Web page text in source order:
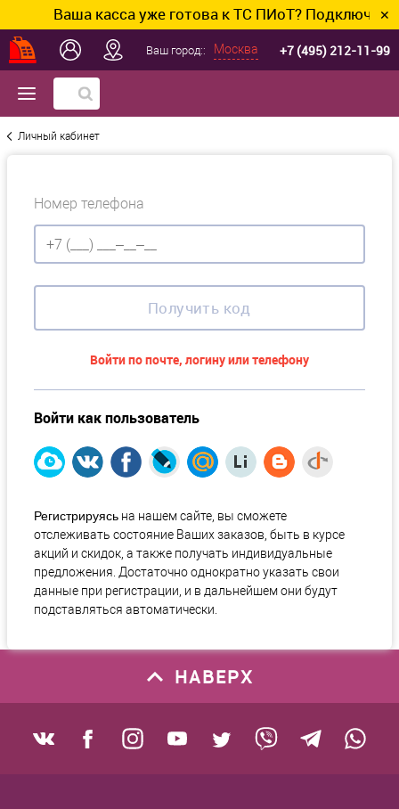
Ваша касса уже готова к ТС ПИоТ? Подключим и
✕
Ваш город:: Москва +7 (495) 212-11-99
Личный кабинет
Номер телефона
Получить код
Войти по почте, логину или телефону
Войти как пользователь
Регистрируясь на нашем сайте, вы сможете
отслеживать состояние Ваших заказов, быть в курсе
акций и скидок, а также получать индивидуальные
предложения. Достаточно однократно указать свои
данные при регистрации, и в дальнейшем они будут
подставляться автоматически.
НАВЕРХ